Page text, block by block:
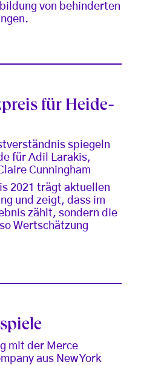
von behinderten
für Heide-
spiegeln
für Adil Larakis,
Cunningham
2021 trägt aktuellen
und zeigt, dass im
zählt, sondern die
Wertschätzung
mit der Merce
aus New York